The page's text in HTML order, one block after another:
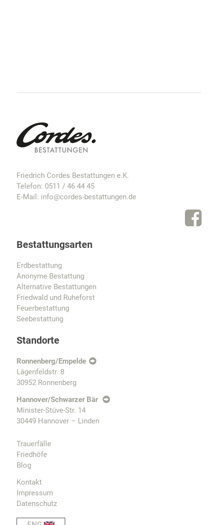
Friedrich Cordes Bestattungen e.K.
Telefon: 0511 / 46 44 45
E-Mail: info@cordes-bestattungen.de
Bestattungsarten
Erdbestattung
Anonyme Bestattung
Alternative Bestattungen
Friedwald und Ruheforst
Feuerbestattung
Seebestattung
Standorte
Ronnenberg/Empelde
Lägenfeldstr. 8
30952 Ronnenberg
Hannover/Schwarzer Bär
Minister-Stüve-Str. 14
30449 Hannover – Linden
Trauerfälle
Friedhöfe
Blog
Kontakt
Impressum
Datenschutz